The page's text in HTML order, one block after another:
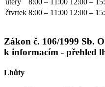
čtvrtek 8:00 – 11:00 12:00 –
Zákon č. 106/1999 Sb.
k informacím - přehled
Lhůty